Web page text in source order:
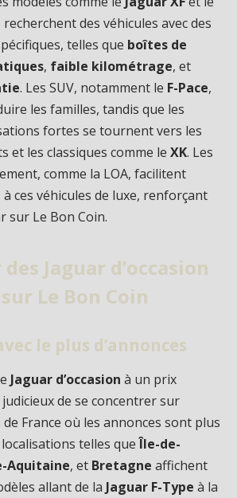
des véhicules avec des
telles que boîtes de
, faible kilométrage, et
. Les SUV, notamment le F-Pace,
les familles, tandis que les
fortes se tournent vers les
et les classiques comme le XK. Les
comme la LOA, facilitent
à ces véhicules de luxe, renforçant
sur Le Bon Coin.
Jaguar d’occasion
Le Bon Coin
le plus d’annonces
Jaguar d’occasion à un prix
de se concentrer sur
France où les annonces sont plus
telles queÎle-de-
Aquitaine, et Bretagne affichent
allant de la Jaguar F-Type à la